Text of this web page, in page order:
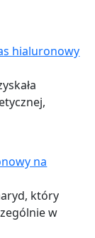
hialuronowy
na
który
w